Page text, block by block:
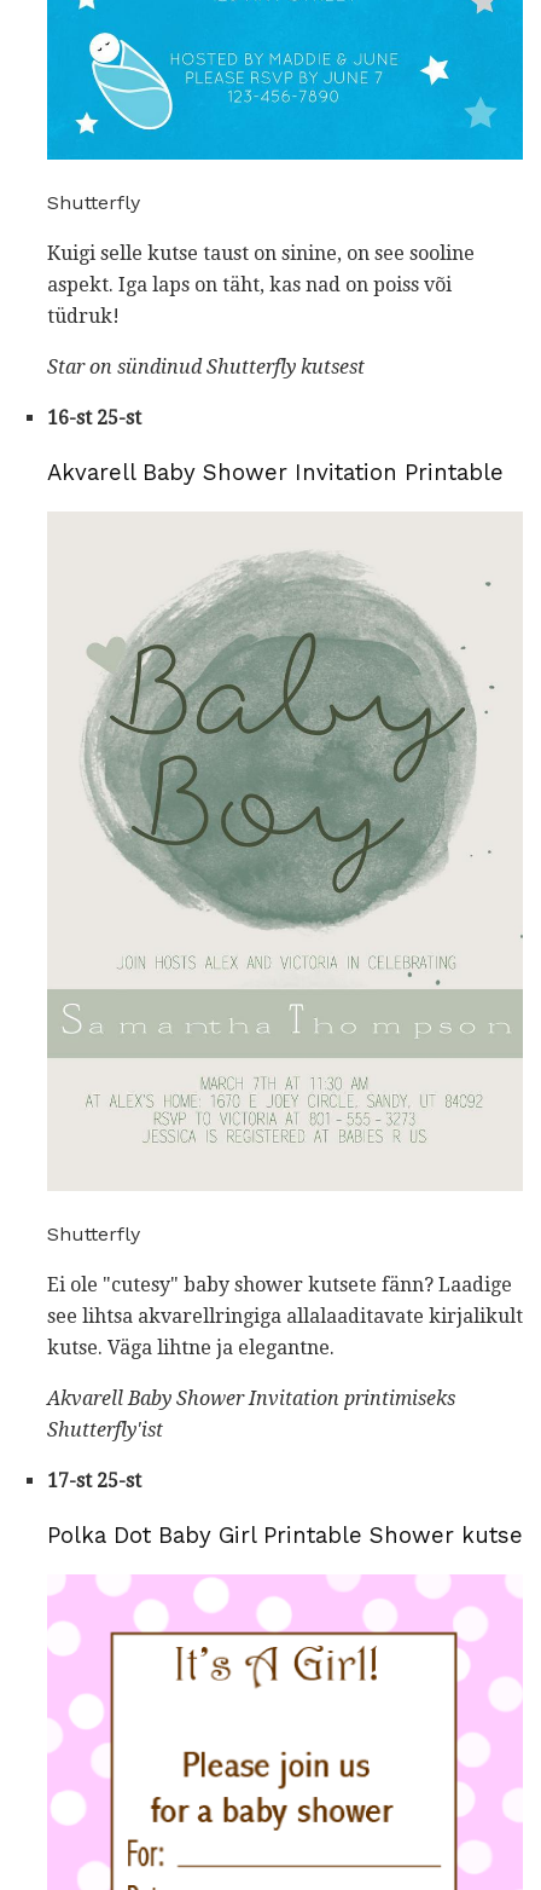
Shutterfly
Kuigi selle kutse taust on sinine, on see sooline
aspekt. Iga laps on täht, kas nad on poiss või
tüdruk!
Star on sündinud Shutterfly kutsest
16-st 25-st
Akvarell Baby Shower Invitation Printable
Shutterfly
Ei ole "cutesy" baby shower kutsete fänn? Laadige
see lihtsa akvarellringiga allalaaditavate kirjalikult
kutse. Väga lihtne ja elegantne.
Akvarell Baby Shower Invitation printimiseks
Shutterfly'ist
17-st 25-st
Polka Dot Baby Girl Printable Shower kutse